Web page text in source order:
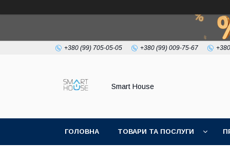
+380 (99) 705-05-05 +380 (99) 009-75-67
Smart House
ГОЛОВНА ТОВАРИ ТА ПОСЛУГИ